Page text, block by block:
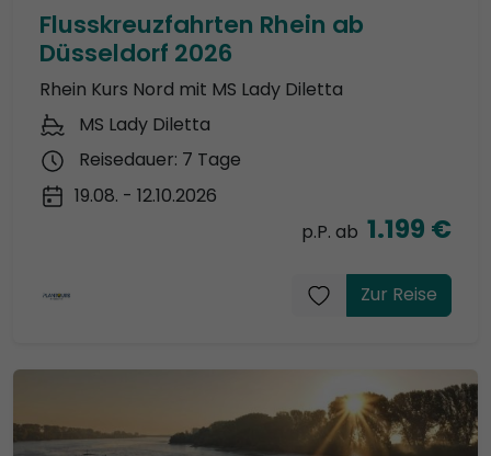
Flusskreuzfahrten Rhein ab
Düsseldorf 2026
Rhein Kurs Nord mit MS Lady Diletta
MS Lady Diletta
Reisedauer: 7 Tage
19.08. - 12.10.2026
p.P. ab 1.199 €
Zur Reise